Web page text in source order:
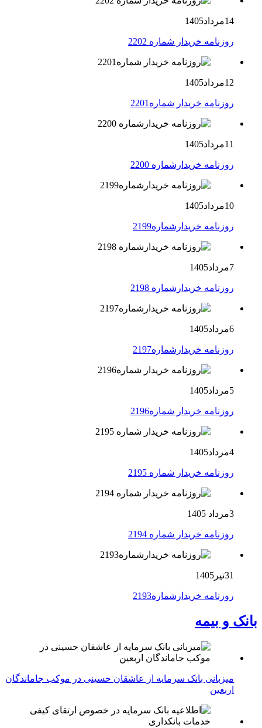
14مرداد1405
روزنامه خریدار شماره 2202
12مرداد1405
روزنامه خریدار شماره2201
11مرداد1405
روزنامه خریدارشماره 2200
10مرداد1405
روزنامه خریدارشماره2199
7مرداد1405
روزنامه خریدارشماره 2198
6مرداد1405
روزنامه خریدارشماره2197
5مرداد1405
روزنامه خریدار شماره2196
4مرداد1405
روزنامه خریدار شماره 2195
3مرداد 1405
روزنامه خریدار شماره 2194
31تیر1405
روزنامه خریدارشماره2193
بانک و بیمه
میزبانی بانک سرمایه از عاشقان حسینی در موکب جاماندگان
اربعین